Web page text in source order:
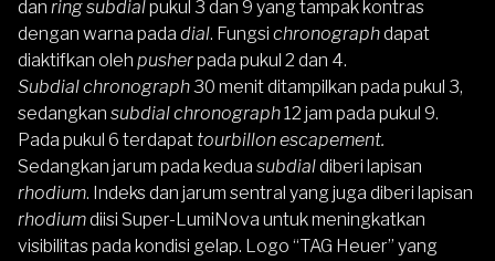
dan ring subdialpukul 3 dan 9 yang tampak kontras
dengan warna pada dial. Fungsi chronographdapat
diaktifkan oleh pusherpada pukul 2 dan 4.
Subdial chronograph30 menit ditampilkan pada pukul 3,
sedangkan subdial chronograph12 jam pada pukul 9.
Pada pukul 6 terdapat tourbillon escapement.
Sedangkan jarum pada kedua subdialdiberi lapisan
rhodium. Indeks dan jarum sentral yang juga diberi lapisan
rhodiumdiisi Super-LumiNova untuk meningkatkan
visibilitas pada kondisi gelap. Logo “TAG Heuer” yang